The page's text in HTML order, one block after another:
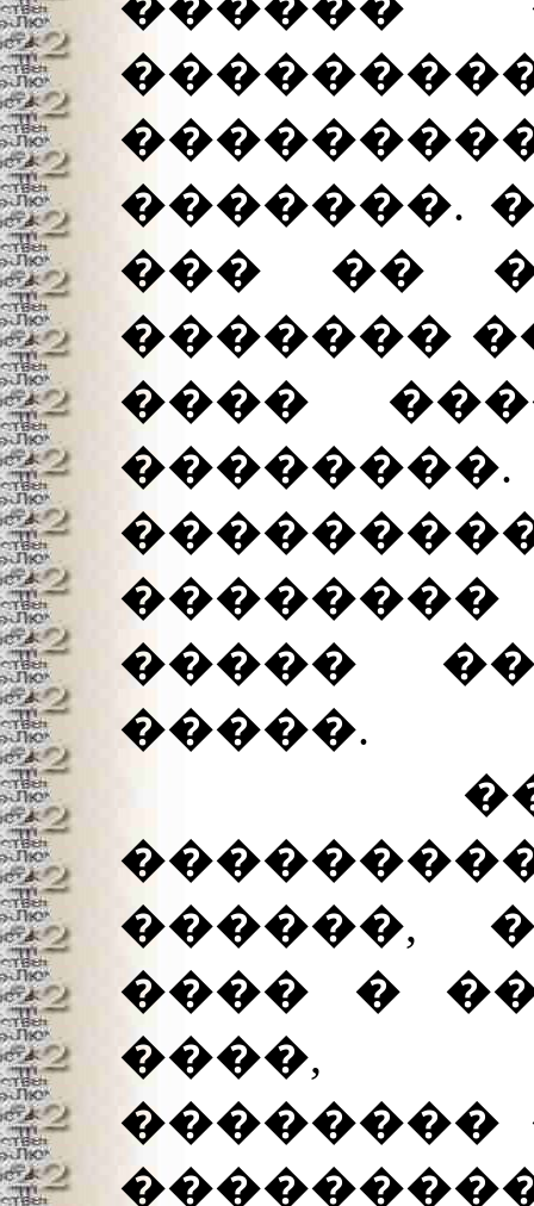
�������.
��� ��
�������
����
�����
�����.
������,
���� �
����,
��������